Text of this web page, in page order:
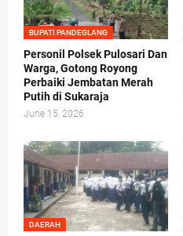
BUPATI PANDEGLANG
Personil Polsek Pulosari Dan
Warga, Gotong Royong
Perbaiki Jembatan Merah
Putih di Sukaraja
June 15, 2026
DAERAH